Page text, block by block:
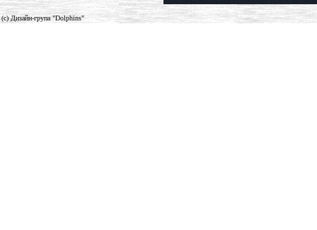
(c) Дизайн-група "Dolphins"